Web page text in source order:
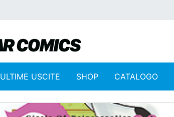
ULTIME USCITE SHOP CATALOGO